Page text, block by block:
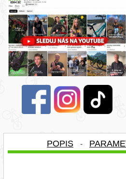
POPIS -